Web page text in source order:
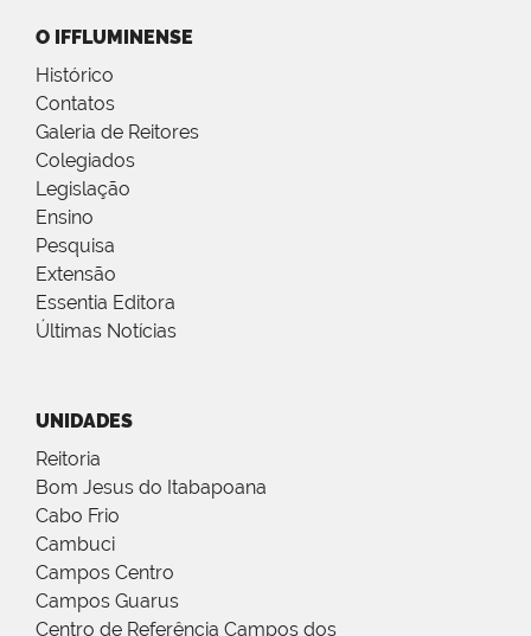
O IFFLUMINENSE
Histórico
Contatos
Galeria de Reitores
Colegiados
Legislação
Ensino
Pesquisa
Extensão
Essentia Editora
Últimas Notícias
UNIDADES
Reitoria
Bom Jesus do Itabapoana
Cabo Frio
Cambuci
Campos Centro
Campos Guarus
Centro de Referência Campos dos